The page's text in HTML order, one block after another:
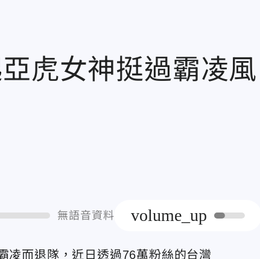
虎女神挺過霸凌風
無語音資料 volume_up
凌而退隊，近日透過76萬粉絲的台灣